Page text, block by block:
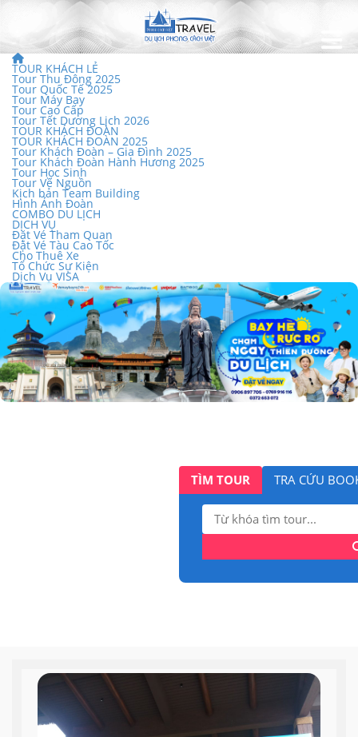
TOUR KHÁCH LẺ
Tour Thu Đông 2025
Tour Quốc Tế 2025
Tour Máy Bay
Tour Cao Cấp
Tour Tết Dương Lịch 2026
TOUR KHÁCH ĐOÀN
TOUR KHÁCH ĐOÀN 2025
Tour Khách Đoàn – Gia Đình 2025
Tour Khách Đoàn Hành Hương 2025
Tour Học Sinh
Tour Về Nguồn
Kịch bản Team Building
Hình Ảnh Đoàn
COMBO DU LỊCH
DỊCH VỤ
Đặt Vé Tham Quan
Đặt Vé Tàu Cao Tốc
Cho Thuê Xe
Tổ Chức Sự Kiện
Dịch Vụ VISA
TÌM TOUR TRA CỨU
Tìm
kiếm: